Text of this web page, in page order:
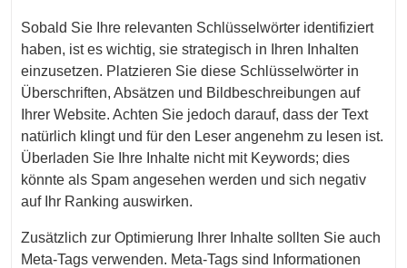
Sobald Sie Ihre relevanten Schlüsselwörter identifiziert
haben, ist es wichtig, sie strategisch in Ihren Inhalten
einzusetzen. Platzieren Sie diese Schlüsselwörter in
Überschriften, Absätzen und Bildbeschreibungen auf
Ihrer Website. Achten Sie jedoch darauf, dass der Text
natürlich klingt und für den Leser angenehm zu lesen ist.
Überladen Sie Ihre Inhalte nicht mit Keywords; dies
könnte als Spam angesehen werden und sich negativ
auf Ihr Ranking auswirken.
Zusätzlich zur Optimierung Ihrer Inhalte sollten Sie auch
Meta-Tags verwenden. Meta-Tags sind Informationen